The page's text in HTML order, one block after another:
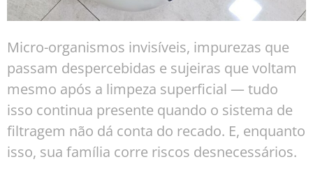
Micro-organismos invisíveis, impurezas que
passam despercebidas e sujeiras que voltam
mesmo após a limpeza superficial — tudo
isso continua presente quando o sistema de
filtragem não dá conta do recado. E, enquanto
isso, sua família corre riscos desnecessários.